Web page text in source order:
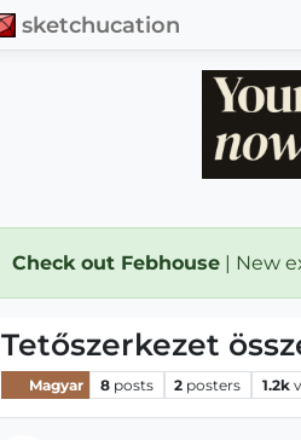
sketchucation
Check out Febhouse | New
Tetőszerkezet
Magyar 8 posts 2 posters 1.2k